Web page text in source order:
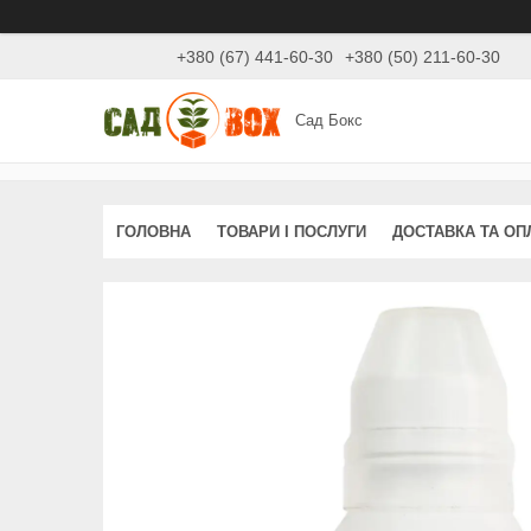
+380 (67) 441-60-30 +380 (50) 211-60-30
Сад Бокс
ГОЛОВНА ТОВАРИ І ПОСЛУГИ ДОСТАВКА ТА